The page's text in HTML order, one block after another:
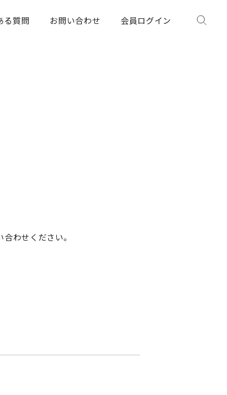
る質問 お問い合わせ 会員ログイン
わせください。